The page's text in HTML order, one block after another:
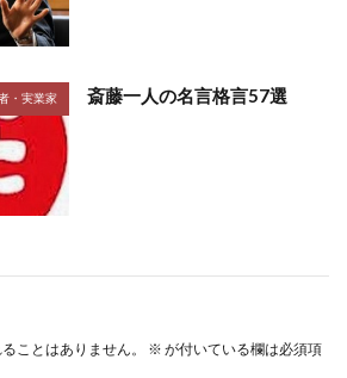
・実業家 斎藤一人の名言格言57選
ことはありません。 ※ が付いている欄は必須項